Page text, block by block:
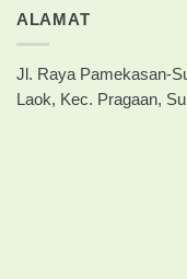
ALAMAT
Jl. Raya Pamekasan-
Laok, Kec. Pragaan,